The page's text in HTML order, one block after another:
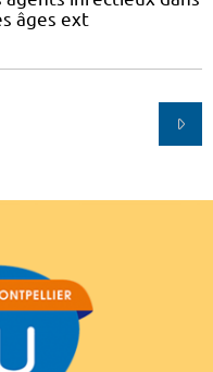
âges ext